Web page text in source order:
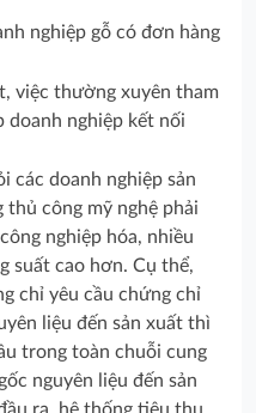
việc thường xuyên tham
doanh nghiệp kết nối
các doanh nghiệp sản
thủ công mỹ nghệ phải
nghiệp hóa, nhiều
suất cao hơn. Cụ thể,
chỉ yêu cầu chứng chỉ
liệu đến sản xuất thì
trong toàn chuỗi cung
nguyên liệu đến sản